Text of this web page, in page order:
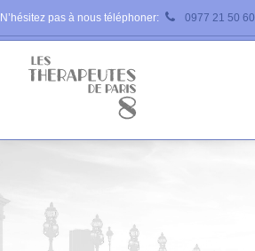
N’hésitez pas à nous téléphoner: 0977 21 50 60